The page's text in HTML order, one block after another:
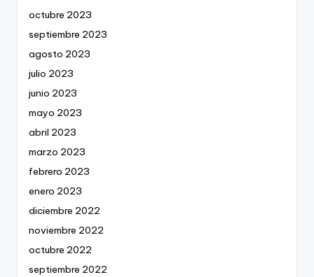
octubre 2023
septiembre 2023
agosto 2023
julio 2023
junio 2023
mayo 2023
abril 2023
marzo 2023
febrero 2023
enero 2023
diciembre 2022
noviembre 2022
octubre 2022
septiembre 2022